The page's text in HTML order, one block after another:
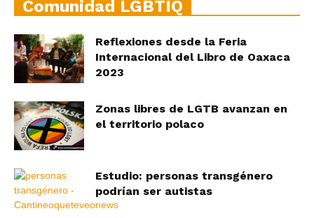
Comunidad LGBTIQ
Reflexiones desde la Feria
Internacional del Libro de Oaxaca
2023
Zonas libres de LGTB avanzan en
el territorio polaco
Estudio: personas transgénero
podrían ser autistas